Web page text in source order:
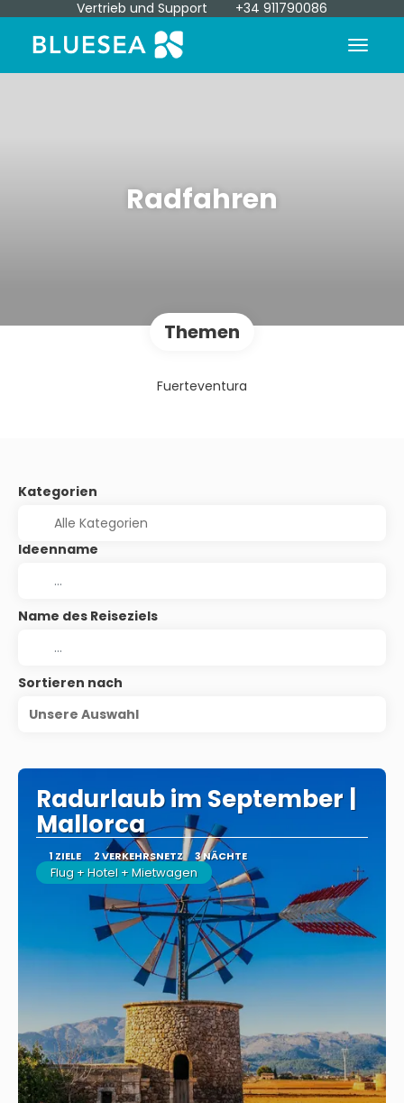
Vertrieb und Support +34 911790086
Radfahren
Themen
Fuerteventura
Kategorien
Ideenname
Name des Reiseziels
Sortieren nach
Unsere Auswahl
Radurlaub im September |
Mallorca
1 ZIELE 2 VERKEHRSNETZ 3 NÄCHTE
Flug + Hotel + Mietwagen